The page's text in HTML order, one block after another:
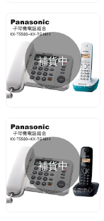
補貨中
補貨中